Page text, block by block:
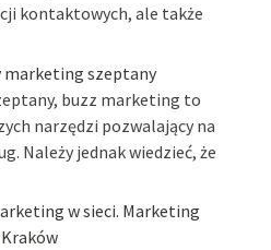
kontaktowych, ale także
marketing szeptany
buzz marketing to
narzędzi pozwalający na
Należy jednak wiedzieć, że
w sieci. Marketing